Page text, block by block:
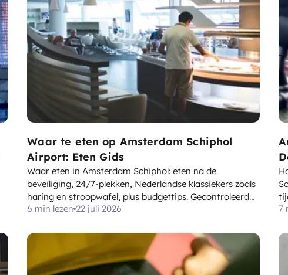
Waar te eten op Amsterdam Schiphol
Airport: Eten Gids
Waar eten in Amsterdam Schiphol: eten na de
beveiliging, 24/7-plekken, Nederlandse klassiekers zoals
haring en stroopwafel, plus budgettips. Gecontroleerd
juli 2026.
6 min lezen 22 juli 2026 7